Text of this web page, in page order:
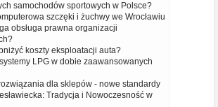
samochodów sportowych w Polsce?
szczęki i żuchwy we Wrocławiu
obsługa prawna organizacji
koszty eksploatacji auta?
LPG w dobie zaawansowanych
dla sklepów - nowe standardy
Tradycja i Nowoczesność w